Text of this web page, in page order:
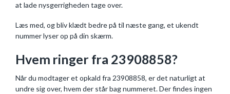
at lade nysgerrigheden tage over.
Læs med, og bliv klædt bedre på til næste gang, et ukendt
nummer lyser op på din skærm.
Hvem ringer fra 23908858?
Når du modtager et opkald fra 23908858, er det naturligt at
undre sig over, hvem der står bag nummeret. Der findes ingen